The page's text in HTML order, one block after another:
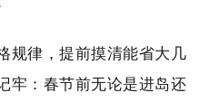
规律，提前摸清能省大几
牢：春节前无论是进岛还